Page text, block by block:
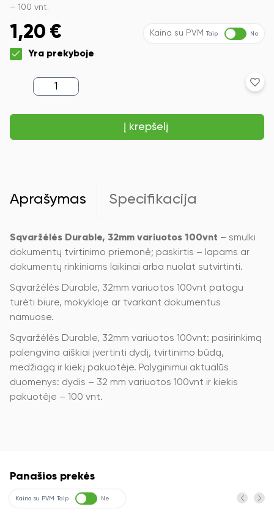
– 100 vnt.
1,20 € Kaina su PVM Taip Ne
Yra prekyboje
produkto
kiekis:
Durable,
variuotos
Į krepšelį
Aprašymas Specifikacija
Sąvaržėlės Durable, 32mm variuotos 100vnt – smulki
dokumentų tvirtinimo priemonė; paskirtis – lapams ar
dokumentų rinkiniams laikinai arba nuolat sutvirtinti.
Sąvaržėlės Durable, 32mm variuotos 100vnt patogu
turėti biure, mokykloje ar tvarkant dokumentus
namuose.
Sąvaržėlės Durable, 32mm variuotos 100vnt: pasirinkimą
palengvina aiškiai įvertinti dydį, tvirtinimo būdą,
medžiagą ir kiekį pakuotėje. Palyginimui aktualūs
duomenys: dydis – 32 mm variuotos 100vnt ir kiekis
pakuotėje – 100 vnt.
Panašios prekės
Kaina su PVM Taip Ne